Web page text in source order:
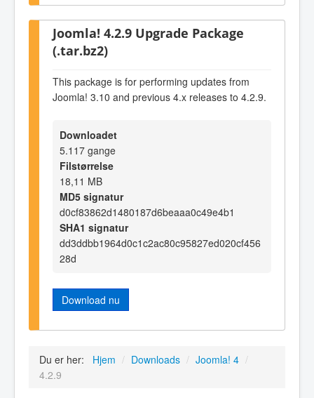
Joomla! 4.2.9 Upgrade Package
(.tar.bz2)
This package is for performing updates from
Joomla! 3.10 and previous 4.x releases to 4.2.9.
Downloadet
5.117 gange
Filstørrelse
18,11 MB
MD5 signatur
d0cf83862d1480187d6beaaa0c49e4b1
SHA1 signatur
dd3ddbb1964d0c1c2ac80c95827ed020cf456
28d
Download nu
Du er her: Hjem / Downloads / Joomla! 4 /
4.2.9